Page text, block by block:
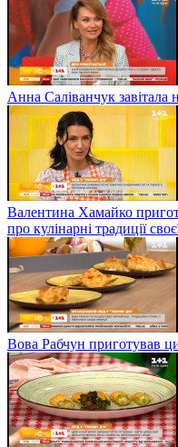
Анна Саліванчук завітала
Валентина Хамайко
про кулінарні традиції
Вова Рабчун приготував